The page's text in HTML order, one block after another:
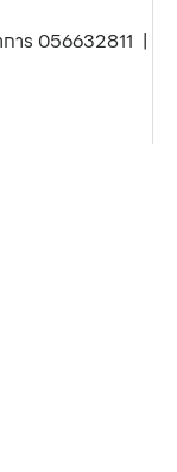
าร 056632811 |